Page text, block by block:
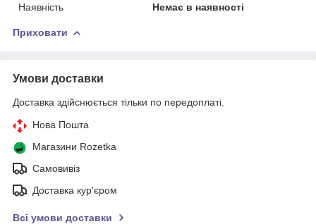
Наявність
Немає в наявності
Приховати
Умови доставки
Доставка здійснюється тільки по передоплаті.
Нова Пошта
Магазини Rozetka
Самовивіз
Доставка кур'єром
Всі умови доставки